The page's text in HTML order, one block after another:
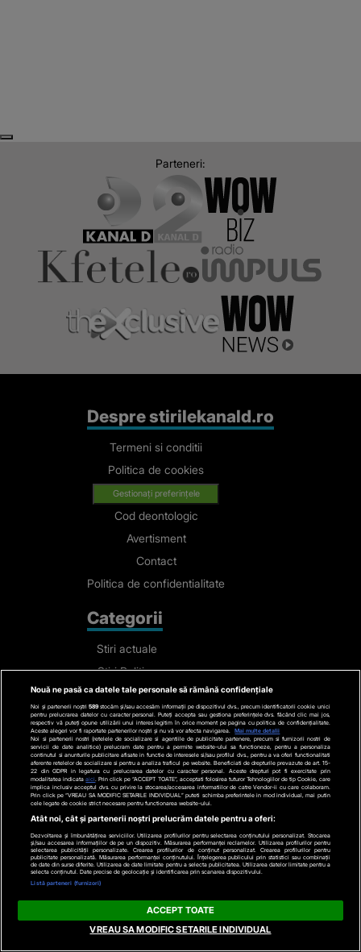
Parteneri:
Despre stirilekanald.ro
Termeni si conditii
Politica de cookies
Gestionați preferințele
Cod deontologic
Avertisment
Contact
Politica de confidentialitate
Categorii
Stiri actuale
Stiri Politice
Educatie
Stiri externe
Life
Tech
Stiri auto
Stiri economice
Contact
Romexpo Intrarea C,
Nouă ne pasă ca datele tale personale să rămână confidențiale
Noi și partenerii noștri 589stocăm și/sau accesăm informații pe dispozitivul dvs., precum identificatorii cookie unici
pentru prelucrarea datelor cu caracter personal. Puteți accepta sau gestiona preferințele dvs. făcând clic mai jos,
respectiv vă puteți opune utilizării unui interes legitim în orice moment pe pagina cu politica de confidențialitate.
Aceste alegeri vor fi raportate partenerilor noștri și nu vă vor afecta navigarea.
Mai multe detalii
Noi si partenerii nostri (retelele de socializare si agentiile de publicitate partenere, precum si furnizorii nostri de
servicii de date analitice) prelucram date pentru a permite website-ului sa functioneze, pentru a personaliza
continutul si anunturile publicitare afisate in functie de interesele si/sau profilul dvs., pentru a va oferi functionalitati
aferente retelelor de socializare si pentru a analiza traficul pe website. Beneficiati de drepturile prevazute de art. 15-
22 din GDPR in legatura cu prelucrarea datelor cu caracter personal. Aceste drepturi pot fi exercitate prin
modalitatea indicataaici . Prin click pe “ACCEPT TOATE”, acceptati folosirea tuturor Tehnologiilor de tip Cookie, care
implica inclusiv acceptul dvs. cu privire la stocarea/accesarea informatiilor de catre Vendor-ii cu care colaboram.
Prin click pe “VREAU SA MODIFIC SETARILE INDIVIDUAL” puteti schimba preferintele in mod individual, mai putin
cele legate de cookie strict necesare pentru functionarea website-ului.
Atât noi, cât și partenerii noștri prelucrăm datele pentru a oferi:
Dezvoltarea și îmbunătățirea serviciilor. Utilizarea profilurilor pentru selectarea conținutului personalizat. Stocarea
și/sau accesarea informațiilor de pe un dispozitiv. Măsurarea performanței reclamelor. Utilizarea profilurilor pentru
selectarea publicității personalizate. Crearea profilurilor de conținut personalizat. Crearea profilurilor pentru
publicitate personalizată. Măsurarea performanței conținutului. Înțelegerea publicului prin statistici sau combinații
de date din surse diferite. Utilizarea de date limitate pentru a selecta publicitatea. Utilizarea datelor limitate pentru a
selecta conținutul. Date precise de geolocație și identificarea prin scanarea dispozitivului.
Listă parteneri (furnizori)
ACCEPT TOATE
VREAU SA MODIFIC SETARILE INDIVIDUAL